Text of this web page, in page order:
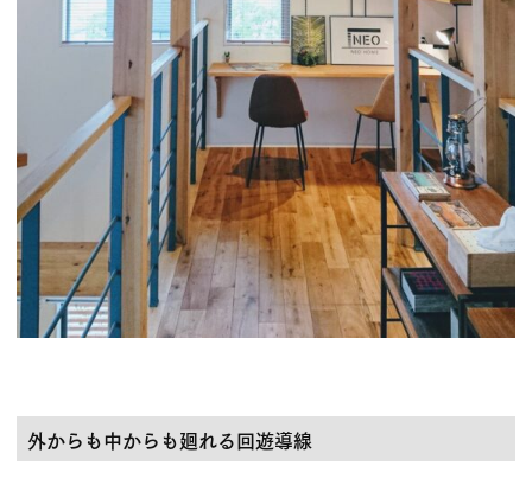
外からも中からも廻れる回遊導線